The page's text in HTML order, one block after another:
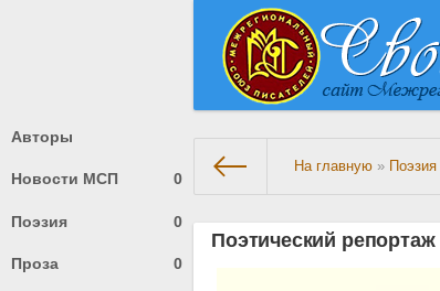
Авторы
Новости МСП 0
Поэзия 0
Проза 0
На главную » Поэзия
Поэтический репортаж